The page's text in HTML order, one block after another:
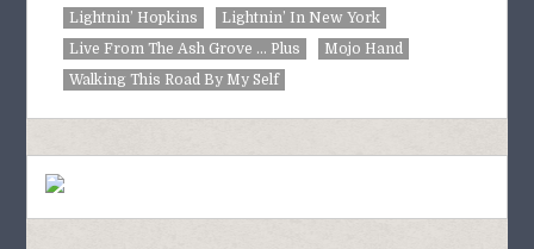
Lightnin’ Hopkins
Lightnin’ In New York
Live From The Ash Grove ... Plus
Mojo Hand
Walking This Road By My Self